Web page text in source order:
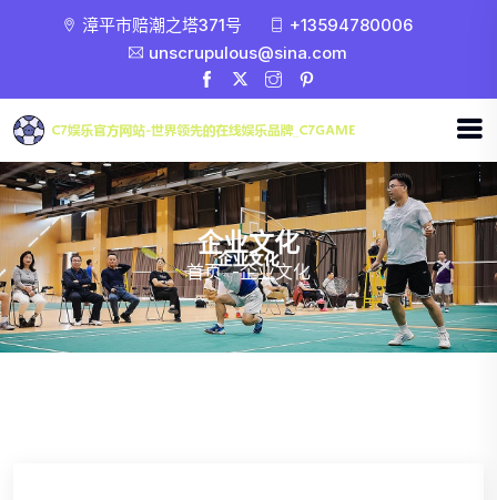
漳平市赔潮之塔371号
+13594780006
unscrupulous@sina.com
企业文化
首页 -企业文化